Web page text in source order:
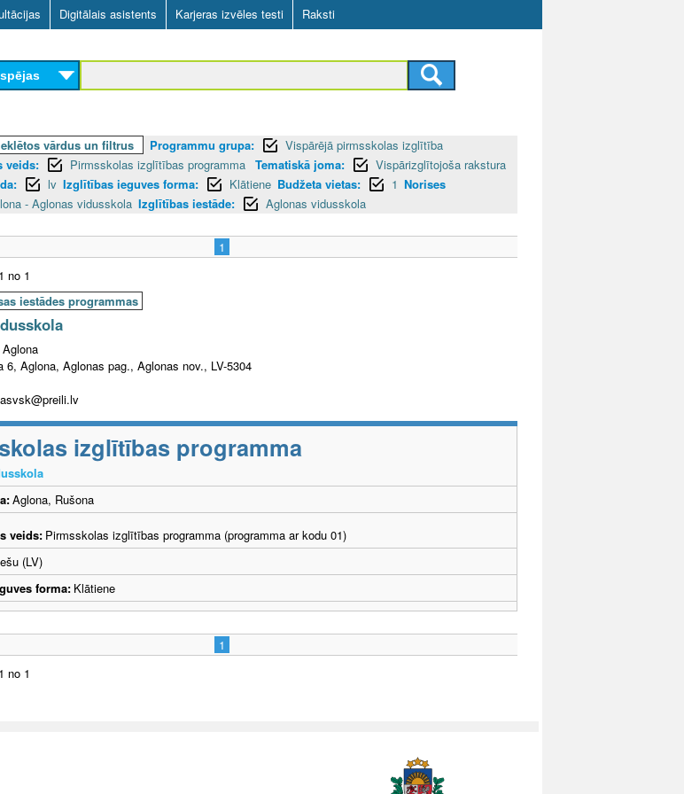
Skip
to
main
content
Digitālais asistents Karjeras izvēles testi Raksti
vārdus un filtrus Programmu grupa:
Vispārējā pirmsskolas izglītība
veids:
Pirmsskolas izglītības programma Tematiskā joma:
Vispārizglītojoša rakstura
lv Izglītības ieguves forma: Klātiene Budžeta vietas: 1 Norises
- Aglonas vidusskola Izglītības iestāde: Aglonas vidusskola
1
no 1
iestādes programmas
Aglona
6, Aglona, Aglonas pag., Aglonas nov., LV-5304
izglītības programma
Aglona, Rušona
veids: Pirmsskolas izglītības programma (programma ar kodu 01)
(LV)
forma: Klātiene
1
no 1